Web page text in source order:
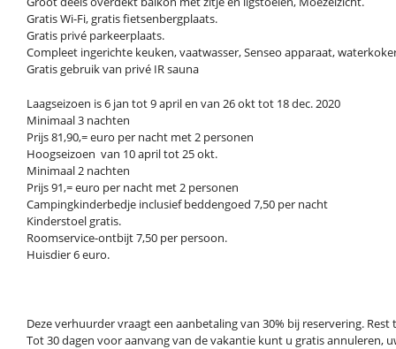
Gratis Wi-Fi, gratis fietsenbergplaats.
Gratis privé parkeerplaats.
Compleet ingerichte keuken, vaatwasser, Senseo apparaat,
Gratis gebruik van privé IR sauna
Laagseizoen is 6 jan tot 9 april en van 26 okt tot 18 dec. 2020
Minimaal 3 nachten
Prijs 81,90,= euro per nacht met 2 personen
Hoogseizoen van 10 april tot 25 okt.
Minimaal 2 nachten
Prijs 91,= euro per nacht met 2 personen
Campingkinderbedje inclusief beddengoed 7,50 per nacht
Kinderstoel gratis.
Roomservice-ontbijt 7,50 per persoon.
Huisdier 6 euro.
Deze verhuurder vraagt een aanbetaling van 30% bij reservering.
Tot 30 dagen voor aanvang van de vakantie kunt u gratis annuleren,